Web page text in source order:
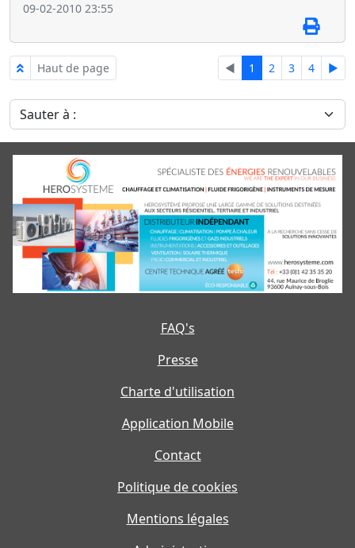
09-02-2010 23:55
Haut de page ◄ 1 2 3 4 ►
Sauter à :
FAQ's
Presse
Charte d'utilisation
Application Mobile
Contact
Politique de cookies
Mentions légales